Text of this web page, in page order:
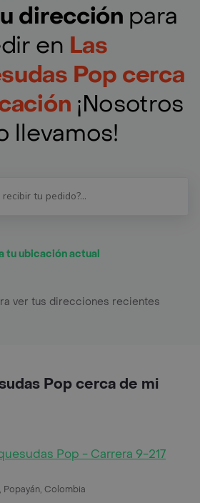
dirección para
en Las
Pop cerca
¡Nosotros
llevamos!
tu ubicación actual
ver tus direcciones recientes
Pop cerca de mi
Pop - Carrera 9-217
Colombia